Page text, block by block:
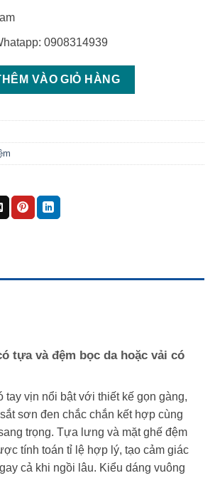
0908314939
khung sắt có tay vịn số lượng
VÀO GIỎ HÀNG
tựa và đệm bọc da hoặc vải có
tay vịn nổi bật với thiết kế gọn gàng,
sơn đen chắc chắn kết hợp cùng
trọng. Tựa lưng và mặt ghế đệm
tính toán tỉ lệ hợp lý, tạo cảm giác
cả khi ngồi lâu. Kiểu dáng vuông